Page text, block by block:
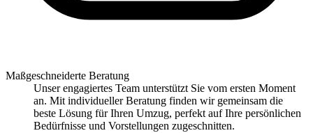
Maßgeschneiderte Beratung
Unser engagiertes Team unterstützt Sie vom ersten Moment
an. Mit individueller Beratung finden wir gemeinsam die
beste Lösung für Ihren Umzug, perfekt auf Ihre persönlichen
Bedürfnisse und Vorstellungen zugeschnitten.